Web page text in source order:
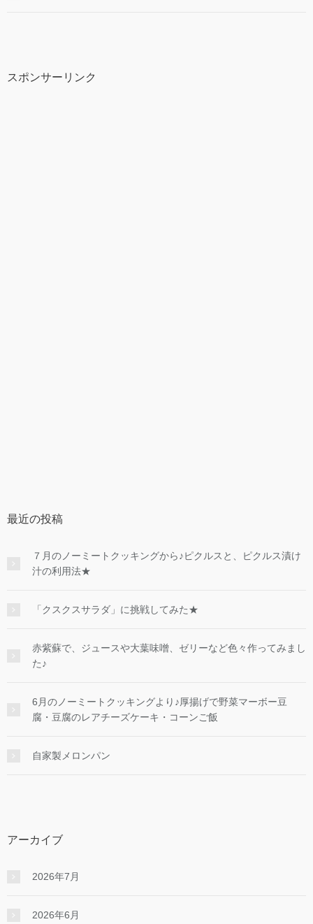
スポンサーリンク
最近の投稿
７月のノーミートクッキングから♪ピクルスと、ピクルス漬け
汁の利用法★
「クスクスサラダ」に挑戦してみた★
赤紫蘇で、ジュースや大葉味噌、ゼリーなど色々作ってみまし
た♪
6月のノーミートクッキングより♪厚揚げで野菜マーボー豆
腐・豆腐のレアチーズケーキ・コーンご飯
自家製メロンパン
アーカイブ
2026年7月
2026年6月